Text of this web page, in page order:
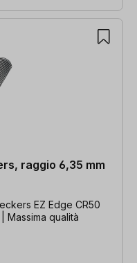
raggio 6,35 mm
EZ Edge CR50
Massima qualità